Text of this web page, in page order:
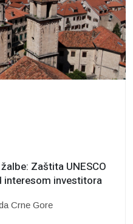
Zaštita UNESCO
interesom investitora
Crne Gore